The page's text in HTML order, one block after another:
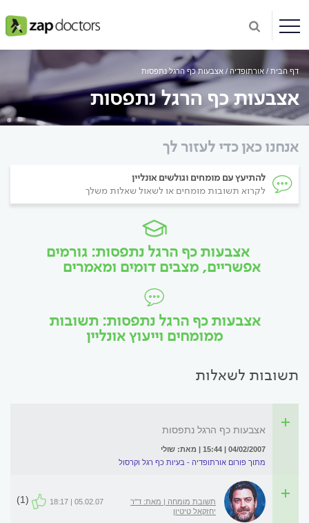
דף הבית אורתופדיה אצבעות כף הרגל נתפסות
אצבעות כף הרגל נתפסות
אנחנו כאן כדי לעזור לך
להתיעץ עם מומחים וגולשים אונליין
לקרוא תשובות מומחים או לשאול שאלות משלך
אצבעות כף הרגל נתפסות: גורמים
אפשריים, מצבים דומים ומאמרים
אצבעות כף הרגל נתפסות: תשובות
ממומחים וייעוץ אונליין
תשובות לשאלות
אצבעות כף הרגל נתפסות
04/02/2007 | 15:44 | מאת: שולי
מתוך פורום אורתופדיה - בעיות כף רגל וקרסול
תשובת מומחה | מאת: ד"ר
יחזקאל טיטיון
05.02.07 | 18:17
(1)